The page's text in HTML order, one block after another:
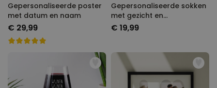
Gepersonaliseerde poster
met datum en naam
€ 29,99
Gepersonaliseerde sokken
met gezicht en
verschillende designs
€ 19,99